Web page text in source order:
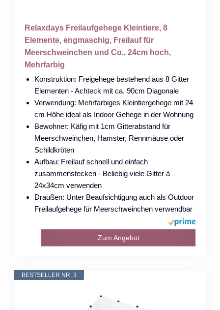
Relaxdays Freilaufgehege Kleintiere, 8
Elemente, engmaschig, Freilauf für
Meerschweinchen und Co., 24cm hoch,
Mehrfarbig
Konstruktion: Freigehege bestehend aus 8 Gitter
Elementen - Achteck mit ca. 90cm Diagonale
Verwendung: Mehrfarbiges Kleintiergehege mit 24
cm Höhe ideal als Indoor Gehege in der Wohnung
Bewohner: Käfig mit 1cm Gitterabstand für
Meerschweinchen, Hamster, Rennmäuse oder
Schildkröten
Aufbau: Freilauf schnell und einfach
zusammenstecken - Beliebig viele Gitter à
24x34cm verwenden
Draußen: Unter Beaufsichtigung auch als Outdoor
Freilaufgehege für Meerschweinchen verwendbar
Zum Angebot
BESTSELLER NR. 3